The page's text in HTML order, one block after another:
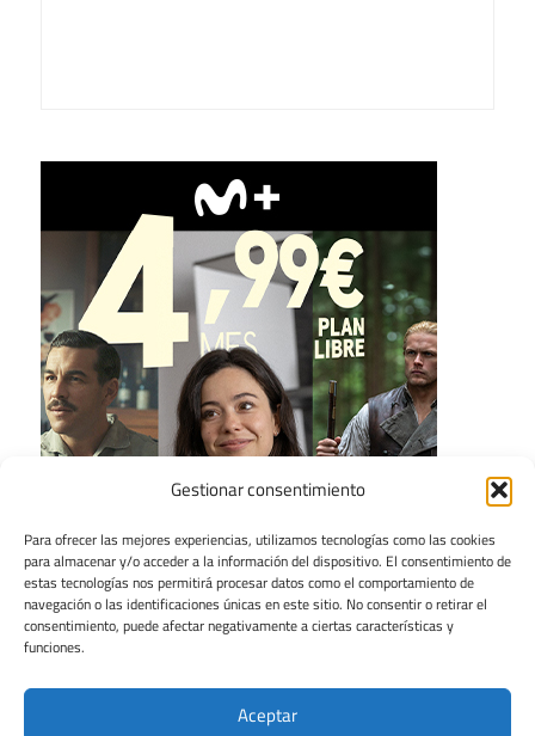
Gestionar consentimiento
Para ofrecer las mejores experiencias, utilizamos tecnologías como las cookies
para almacenar y/o acceder a la información del dispositivo. El consentimiento de
estas tecnologías nos permitirá procesar datos como el comportamiento de
navegación o las identificaciones únicas en este sitio. No consentir o retirar el
consentimiento, puede afectar negativamente a ciertas características y
funciones.
Aceptar